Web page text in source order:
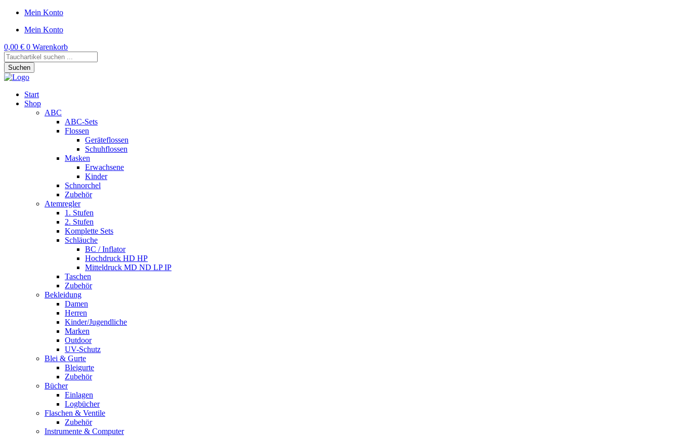
Mein Konto
Mein Konto
0,00 € 0 Warenkorb
Products
search
Suchen
Start
Shop
ABC
ABC-Sets
Flossen
Geräteflossen
Schuhflossen
Masken
Erwachsene
Kinder
Schnorchel
Zubehör
Atemregler
1. Stufen
2. Stufen
Komplette Sets
Schläuche
BC / Inflator
Hochdruck HD HP
Mitteldruck MD ND LP IP
Taschen
Zubehör
Bekleidung
Damen
Herren
Kinder/Jugendliche
Marken
Outdoor
UV-Schutz
Blei & Gurte
Bleigurte
Zubehör
Bücher
Einlagen
Logbücher
Flaschen & Ventile
Zubehör
Instrumente & Computer